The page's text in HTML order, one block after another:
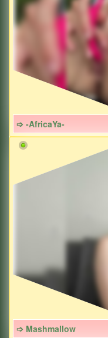
➩ -AfricaYa-
➩ Mashmallow